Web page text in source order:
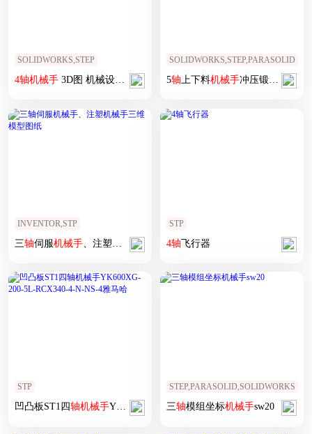
SOLIDWORKS,STEP
4轴机械手3D图 机械设计自动化3D
SOLIDWORKS,STEP,PARASOLID
5轴 上下料机械手冲压锻造 机械手
INVENTOR,STP
三轴伺服机械手、注塑 机械手三维模型图纸
STP
4轴飞行器
STP
凹凸板ST1四轴机械手YK600XG-200-5L-RCX340- 4-N-NS-4雅马哈
STEP,PARASOLID,SOLIDWORKS
三轴模组坐标机械手sw20